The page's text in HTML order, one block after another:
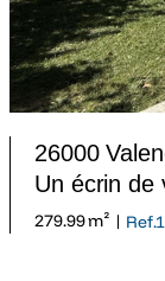
26000
Un écrin de
279.99 m² |